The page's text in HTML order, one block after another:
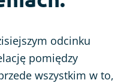
odcinku
pomiędzy
wszystkim w to,